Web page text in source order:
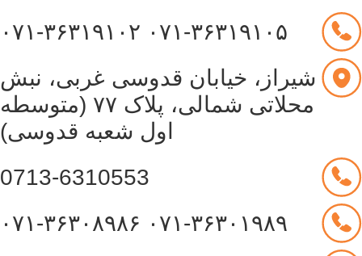
۰۷۱-۳۶۳۱۹۱۰۵
۰۷۱-۳۶۳۱۹۱۰۲
شیراز، خیابان قدوسی غربی، نبش
محلاتی شمالی، پلاک ۷۷ (متوسطه
اول شعبه قدوسی)
0713-6310553
۰۷۱-۳۶۳۰۱۹۸۹
۰۷۱-۳۶۳۰۸۹۸۶